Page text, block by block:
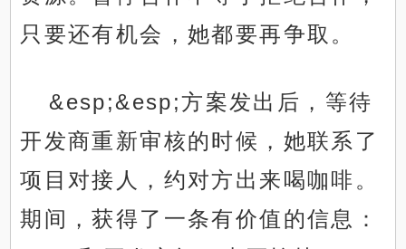
只要还有机会，她都要再争取。
&esp;&esp;方案发出后，等待
开发商重新审核的时候，她联系了
项目对接人，约对方出来喝咖啡。
期间，获得了一条有价值的信息：